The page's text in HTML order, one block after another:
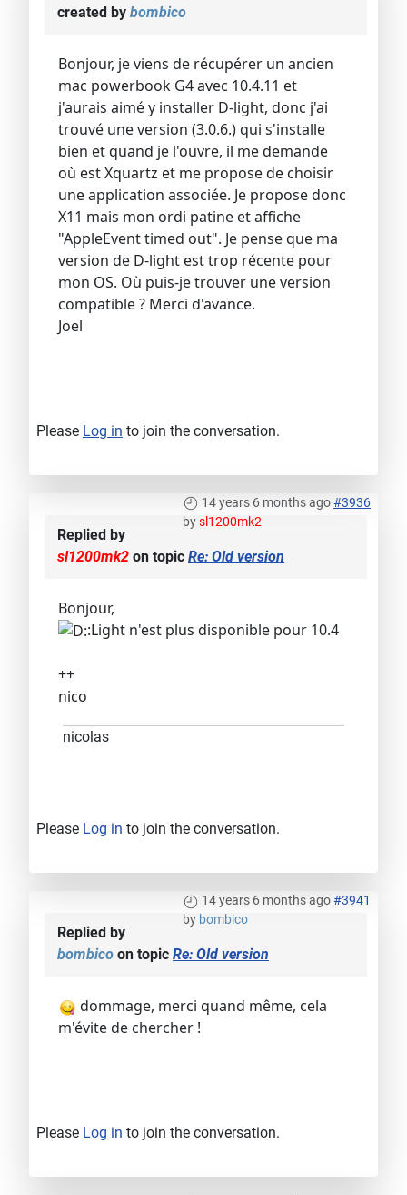
created by bombico
Bonjour, je viens de récupérer un ancien
mac powerbook G4 avec 10.4.11 et
j'aurais aimé y installer D-light, donc j'ai
trouvé une version (3.0.6.) qui s'installe
bien et quand je l'ouvre, il me demande
où est Xquartz et me propose de choisir
une application associée. Je propose donc
X11 mais mon ordi patine et affiche
"AppleEvent timed out". Je pense que ma
version de D-light est trop récente pour
mon OS. Où puis-je trouver une version
compatible ? Merci d'avance.
Joel
Please Log in to join the conversation.
14 years 6 months ago#3936
bysl1200mk2
Replied by
sl1200mk2 on topic Re: Old version
Bonjour,
:Light n'est plus disponible pour 10.4
++
nico
nicolas
Please Log in to join the conversation.
14 years 6 months ago#3941
by bombico
Replied by
bombico on topic Re: Old version
dommage, merci quand même, cela
m'évite de chercher !
Please Log in to join the conversation.